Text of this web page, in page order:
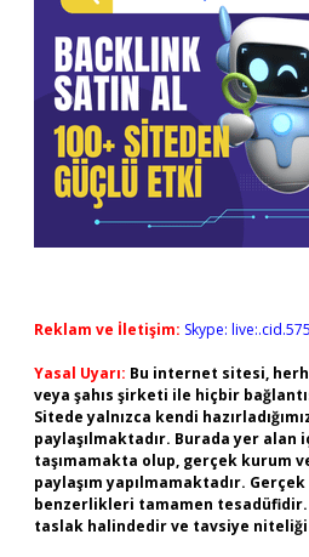
Reklam ve İletişim: Skype:
Yasal Uyarı: Bu internet sitesi,
veya şahıs şirketi ile hiçbir
Sitede yalnızca kendi
paylaşılmaktadır. Burada yer
taşımamakta olup, gerçek kurum
paylaşım yapılmamaktadır.
benzerlikleri tamamen
taslak halindedir ve tavsiye niteliği